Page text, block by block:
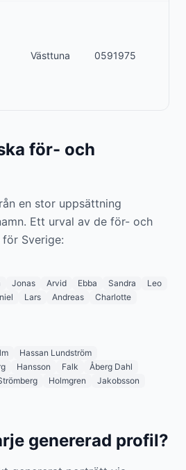
Västtuna 0591975
för- och
en stor uppsättning
Ett urval av de för- och
Sverige:
Jonas Arvid Ebba Sandra
Leo
Lars Andreas
Charlotte
Hassan Lundström
Hansson Falk
Åberg Dahl
Holmgren
Jakobsson
genererad profil?